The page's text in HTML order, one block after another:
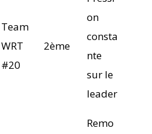
Team
WRT
#20
2ème
on
consta
nte
sur le
leader
Remo